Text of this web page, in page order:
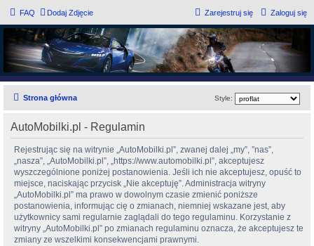
FAQ Dodaj Zdjęcie Zaloguj się
Zarejestruj się
AutoMobilki.pl
Forum dla ludzi z pasją lubiących warkot silnika i zapach benzyny :)
Strona główna Style:
AutoMobilki.pl - Regulamin
Rejestrując się na witrynie „AutoMobilki.pl”, zwanej dalej „my”, ”nas”,
„nasza”, „AutoMobilki.pl”, „https://www.automobilki.pl”, akceptujesz
wyszczególnione poniżej postanowienia. Jeśli ich nie akceptujesz, opuść to
miejsce, naciskając przycisk „Nie akceptuję”. Administracja witryny
„AutoMobilki.pl” ma prawo w dowolnym czasie zmienić poniższe
postanowienia, informując cię o zmianach, niemniej wskazane jest, aby
użytkownicy sami regularnie zaglądali do tego regulaminu. Korzystanie z
witryny „AutoMobilki.pl” po zmianach regulaminu oznacza, że akceptujesz te
zmiany ze wszelkimi konsekwencjami prawnymi.